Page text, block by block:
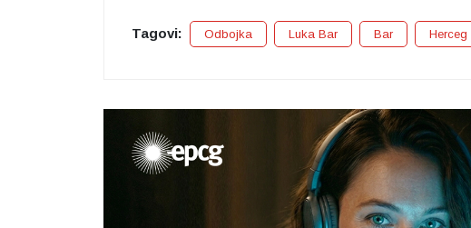
Tagovi: Odbojka Luka Bar Bar Herceg